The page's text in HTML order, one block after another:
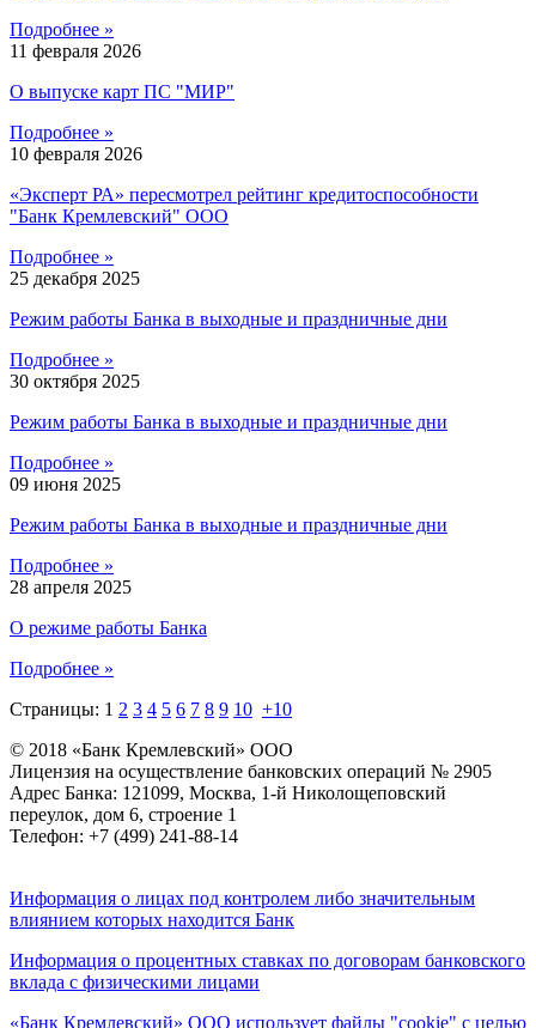
Подробнее »
11 февраля 2026
О выпуске карт ПС "МИР"
Подробнее »
10 февраля 2026
«Эксперт РА» пересмотрел рейтинг кредитоспособности
"Банк Кремлевский" ООО
Подробнее »
25 декабря 2025
Режим работы Банка в выходные и праздничные дни
Подробнее »
30 октября 2025
Режим работы Банка в выходные и праздничные дни
Подробнее »
09 июня 2025
Режим работы Банка в выходные и праздничные дни
Подробнее »
28 апреля 2025
О режиме работы Банка
Подробнее »
Страницы: 1 2 3 4 5 6 7 8 9 10 +10
© 2018 «Банк Кремлевский» ООО
Лицензия на осуществление банковских операций № 2905
Адрес Банка: 121099, Москва, 1-й Николощеповский
переулок, дом 6, строение 1
Телефон: +7 (499) 241-88-14
Информация о лицах под контролем либо значительным
влиянием которых находится Банк
Информация о процентных ставках по договорам банковского
вклада с физическими лицами
«Банк Кремлевский» ООО использует файлы "cookie" с целью